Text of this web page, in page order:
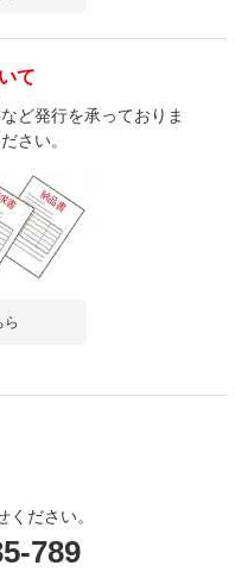
て
ど発行を承っておりま
さい。
ら
ください。
789